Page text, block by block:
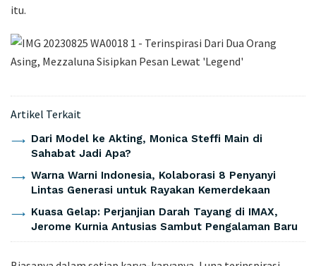
itu.
Artikel Terkait
Dari Model ke Akting, Monica Steffi Main di
Sahabat Jadi Apa?
Warna Warni Indonesia, Kolaborasi 8 Penyanyi
Lintas Generasi untuk Rayakan Kemerdekaan
Kuasa Gelap: Perjanjian Darah Tayang di IMAX,
Jerome Kurnia Antusias Sambut Pengalaman Baru